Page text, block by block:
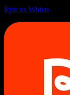
Rytr vs Wideo